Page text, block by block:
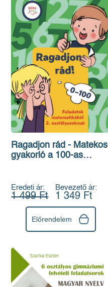
Ragadjon rád - Matekos
gyakorló a 100-as
osztályosoknak
Eredeti ár:
1 499 Ft
Bevezető ár:
1 349 Ft
Előrendelem